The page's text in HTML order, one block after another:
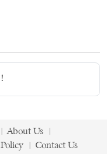
About Us
Contact Us